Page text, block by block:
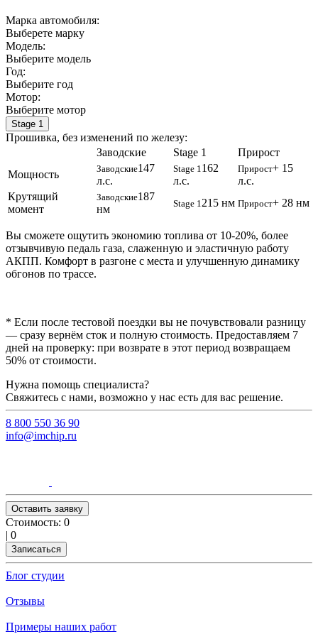
Марка автомобиля:
Выберете марку
Модель:
Выберите модель
Год:
Выберите год
Мотор:
Выберите мотор
Stage 1
Прошивка, без изменений по железу:
Заводские
Stage 1
Прирост
Мощность
Заводские147
л.с.
Stage 1 162
л.с.
Прирост+ 15
л.с.
Крутящий
момент
Заводские187
нм
Stage 1 215 нм Прирост+ 28 нм
Вы сможете ощутить экономию топлива от 10-20%, более
отзывчивую педаль газа, слаженную и эластичную работу
АКПП. Комфорт в разгоне с места и улучшенную динамику
обгонов по трассе.
* Если после тестовой поездки вы не почувствовали разницу
— сразу вернём сток и полную стоимость. Предоставляем 7
дней на проверку: при возврате в этот период возвращаем
50% от стоимости.
Нужна помощь специалиста?
Свяжитесь с нами, возможно у нас есть для вас решение.
8 800 550 36 90
info@imchip.ru
Оставить заявку
Стоимость: 0
| 0
Записаться
Блог студии
Отзывы
Примеры наших работ